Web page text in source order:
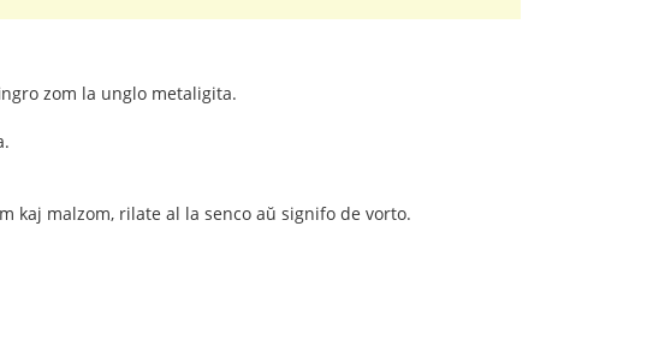
zom la unglo metaligita.
kaj malzom, rilate al la senco aŭ signifo de vorto.